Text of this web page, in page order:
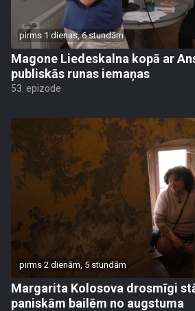
pirms 1 dienas, 6 stundām
Magone Liedeskalna kopā ar
publiskās runas iemaņas
53. epizode
pirms 2 dienām, 5 stundām
Margarita Kolosova drosmīgi
paniskām bailēm no augstuma